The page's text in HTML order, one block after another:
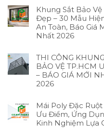
Khung Sắt Bảo Vệ
Đẹp – 30 Mẫu
An Toàn, Báo Giá
Nhất 2026
THI CÔNG
BẢO VỆ TP.HCM
– BÁO GIÁ MỚI
2026
Mái Poly Đặc Ruột
Ưu Điểm, Ứng
Kinh Nghiệm Lựa